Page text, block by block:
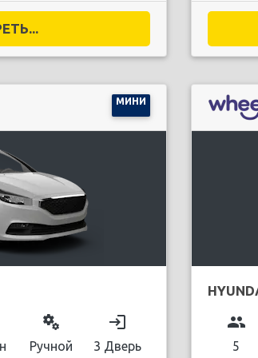
МИНИ
miscellaneous_services
Ручной
login
3 Дверь
group
5